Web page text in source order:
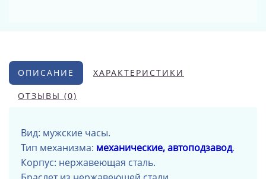
ОПИСАНИЕ ХАРАКТЕРИСТИКИ
ОТЗЫВЫ (0)
Вид: мужские часы.
Тип механизма: механические, автоподзавод.
Корпус: нержавеющая сталь.